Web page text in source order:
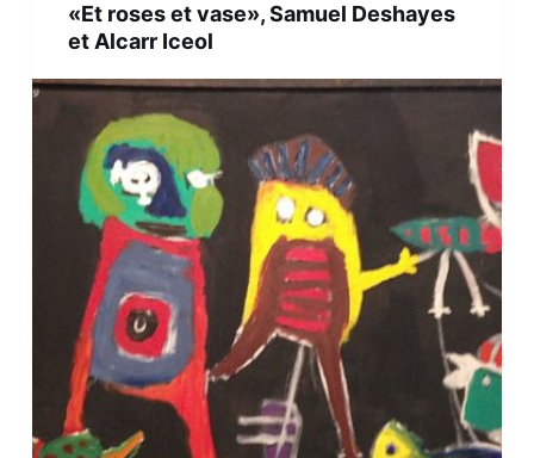
«Et roses et vase», Samuel Deshayes
et Alcarr Iceol